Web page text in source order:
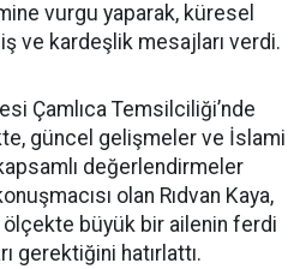
vurgu yaparak, küresel
ve kardeşlik mesajları verdi.
Çamlıca Temsilciliği’nde
güncel gelişmeler ve İslami
değerlendirmeler
olan Rıdvan Kaya,
büyük bir ailenin ferdi
gerektiğini hatırlattı.